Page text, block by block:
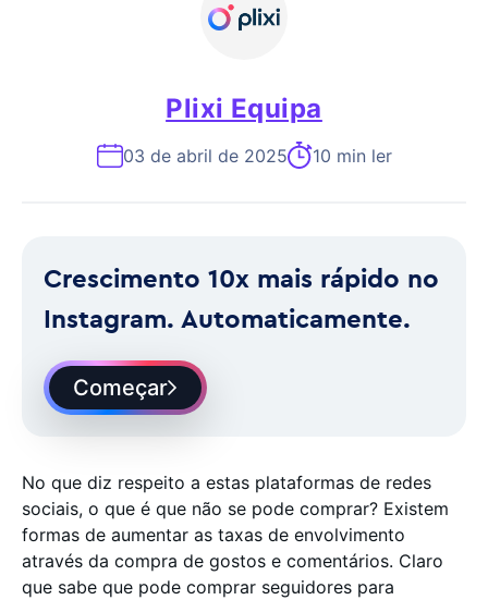
Plixi Equipa
03 de abril de 2025 10 min ler
Crescimento 10x mais rápido no
Instagram. Automaticamente.
Começar
No que diz respeito a estas plataformas de redes
sociais, o que é que não se pode comprar? Existem
formas de aumentar as taxas de envolvimento
através da compra de gostos e comentários. Claro
que sabe que pode comprar seguidores para